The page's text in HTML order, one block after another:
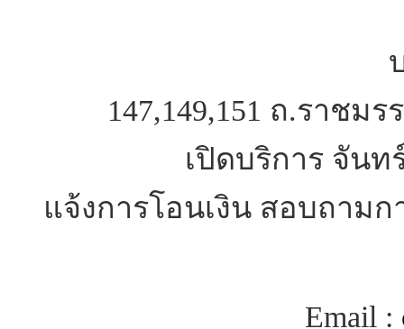
147,149,151 ถ.ราชม
เปิดบริการ จันท
แจ้งการโอนเงิน สอบถามก
Email :